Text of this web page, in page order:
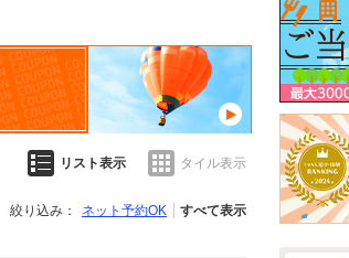
リスト表示 タイル表示
絞り込み： ネット予約OK すべて表示